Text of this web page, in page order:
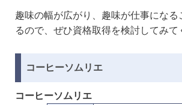
趣味の幅が広がり、趣味が仕事になる
るので、ぜひ資格取得を検討してみて
コーヒーソムリエ
コーヒーソムリエ